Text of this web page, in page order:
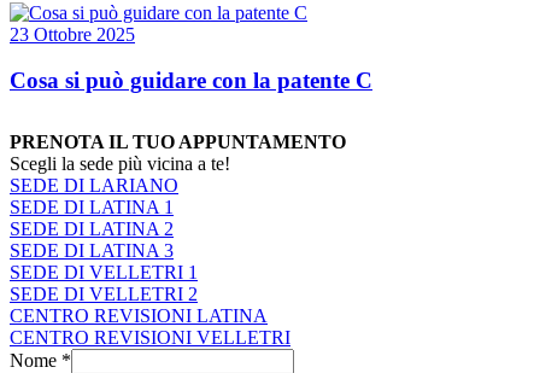
23 Ottobre 2025
Cosa si può guidare con la patente C
PRENOTA IL TUO APPUNTAMENTO
Scegli la sede più vicina a te!
SEDE DI LARIANO
SEDE DI LATINA 1
SEDE DI LATINA 2
SEDE DI LATINA 3
SEDE DI VELLETRI 1
SEDE DI VELLETRI 2
CENTRO REVISIONI LATINA
CENTRO REVISIONI VELLETRI
Nome *